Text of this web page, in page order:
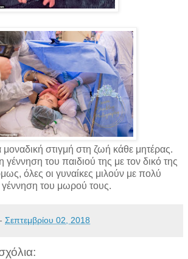
μοναδική στιγμή στη ζωή κάθε μητέρας.
γέννηση του παιδιού της με τον δικό της
όλες οι γυναίκες μιλούν με πολύ
γέννηση του μωρού τους.
- Σεπτεμβρίου 02, 2018